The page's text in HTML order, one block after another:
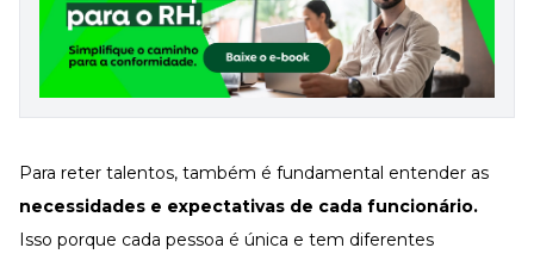
Para reter talentos, também é fundamental entender as
necessidades e expectativas de cada funcionário.
Isso porque cada pessoa é única e tem diferentes